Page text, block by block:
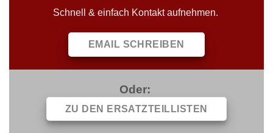
Schnell & einfach Kontakt aufnehmen.
EMAIL SCHREIBEN
Oder:
ZU DEN ERSATZTEILLISTEN